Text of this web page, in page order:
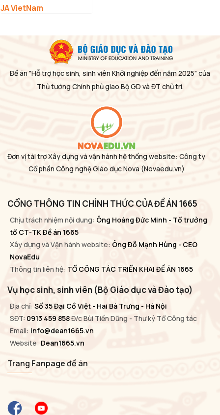
JA VietNam
Đề án "Hỗ trợ học sinh, sinh viên Khởi nghiệp đến năm 2025" của
Thủ tướng Chính phủ giao Bộ GD và ĐT chủ trì.
Đơn vị tài trợ Xây dựng và vận hành hệ thống website: Công ty
Cổ phần Công nghệ Giáo dục Nova (Novaedu.vn)
CỔNG THÔNG TIN CHÍNH THỨC CỦA ĐỀ ÁN 1665
Chịu trách nhiệm nội dung: Ông Hoàng Đức Minh - Tổ trưởng
tổ CT-TK Đề án 1665
Xây dựng và Vận hành website: Ông Đỗ Mạnh Hùng - CEO
NovaEdu
Thông tin liên hệ: TỔ CÔNG TÁC TRIỂN KHAI ĐỀ ÁN 1665
Vụ học sinh, sinh viên (Bộ Giáo dục và Đào tạo)
Địa chỉ: Số 35 Đại Cồ Việt - Hai Bà Trưng - Hà Nội
SĐT: 0913 459 858Đ/c Bùi Tiến Dũng - Thư ký Tổ Công tác
Email: info@dean1665.vn
Website: Dean1665.vn
Trang Fanpage đề án